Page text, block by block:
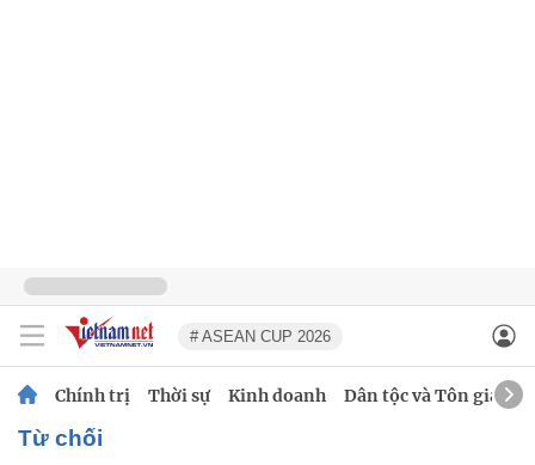
# ASEAN CUP 2026
Chính trị Thời sự Kinh doanh Dân tộc và Tôn giáo
từ chối